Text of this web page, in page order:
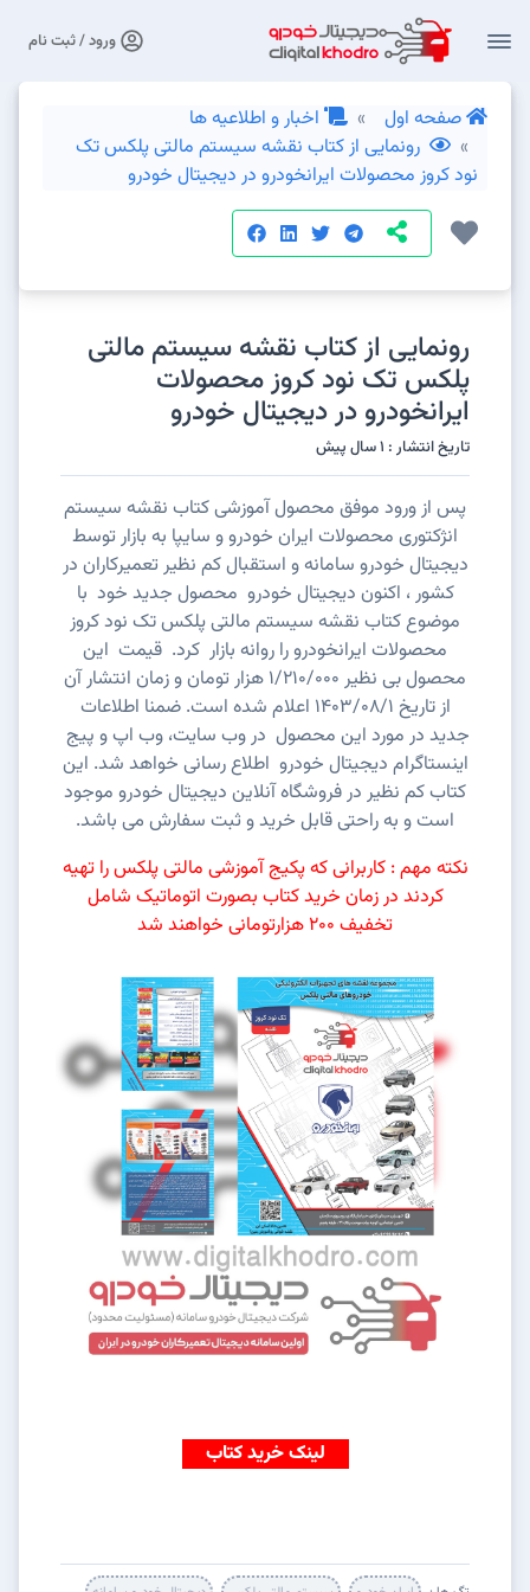
ورود / ثبت نام
صفحه اول
اخبار و اطلاعیه ها
رونمایی از کتاب نقشه سیستم مالتی پلکس تک
نود کروز محصولات ایرانخودرو در دیجیتال خودرو
رونمایی از کتاب نقشه سیستم مالتی
پلکس تک نود کروز محصولات
ایرانخودرو در دیجیتال خودرو
تاریخ انتشار : 1 سال پیش
پس از ورود موفق محصول آموزشی کتاب نقشه سیستم
انژکتوری محصولات ایران خودرو و سایپا به بازار توسط
دیجیتال خودرو سامانه و استقبال کم نظیر تعمیرکاران در
کشور ، اکنون دیجیتال خودرو محصول جدید خود با
موضوع کتاب نقشه سیستم مالتی پلکس تک نود کروز
محصولات ایرانخودرو را روانه بازار کرد. قیمت این
محصول بی نظیر 1/210/000 هزار تومان
و زمان انتشار آن
از تاریخ 1403/08/1 اعلام شده است. ضمنا
اطلاعات
جدید در مورد این محصول در وب سایت، وب اپ و پیج
اینستاگرام دیجیتال خودرو اطلاع رسانی خواهد شد. این
کتاب کم نظیر در فروشگاه آنلاین دیجیتال خودرو موجود
است و به راحتی قابل خرید و ثبت سفارش می باشد.
نکته مهم : کاربرانی که پکیج آموزشی مالتی پلکس را تهیه
کردند در زمان خرید کتاب بصورت اتوماتیک شامل
تخفیف 200 هزارتومانی خواهند شد
لینک خرید کتاب